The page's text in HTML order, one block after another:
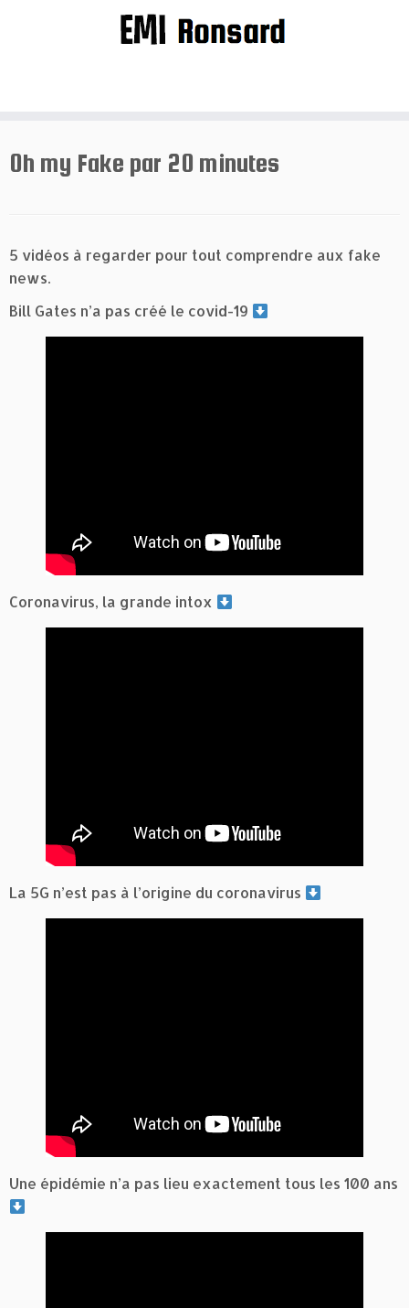
Oh my Fake par 20 minutes
5 vidéos à regarder pour tout comprendre aux fake
news.
Bill Gates n’a pas créé le covid-19
Coronavirus, la grande intox
La 5G n’est pas à l’origine du coronavirus
Une épidémie n’a pas lieu exactement tous les 100 ans